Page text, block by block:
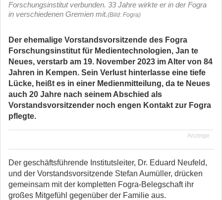
Forschungsinstitut verbunden. 33 Jahre wirkte er in der Fogra
in verschiedenen Gremien mit.(Bild: Fogra)
Der ehemalige Vorstandsvorsitzende des Fogra
Forschungsinstitut für Medientechnologien, Jan te
Neues, verstarb am 19. November 2023 im Alter von 84
Jahren in Kempen. Sein Verlust hinterlasse eine tiefe
Lücke, heißt es in einer Medienmitteilung, da te Neues
auch 20 Jahre nach seinem Abschied als
Vorstandsvorsitzender noch engen Kontakt zur Fogra
pflegte.
Anzeige
Der geschäftsführende Institutsleiter, Dr. Eduard Neufeld,
und der Vorstandsvorsitzende Stefan Aumüller, drücken
gemeinsam mit der kompletten Fogra-Belegschaft ihr
großes Mitgefühl gegenüber der Familie aus.